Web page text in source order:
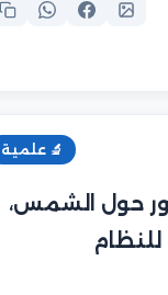
🔬 علمية
حول الشمس،